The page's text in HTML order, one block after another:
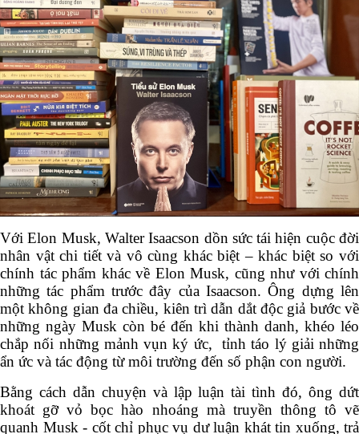
Với Elon Musk, Walter Isaacson dồn sức tái hiện cuộc
đời nhân vật chi tiết và vô cùng khác biệt – khác biệt so
với chính tác phẩm khác về Elon Musk, cũng như với
chính những tác phẩm trước đây của Isaacson. Ông
dựng lên một không gian đa chiều, kiên trì dẫn dắt độc
giả bước về những ngày Musk còn bé đến khi thành
táo lý giải những ẩn ức và tác động từ môi trường đến
số phận con người.